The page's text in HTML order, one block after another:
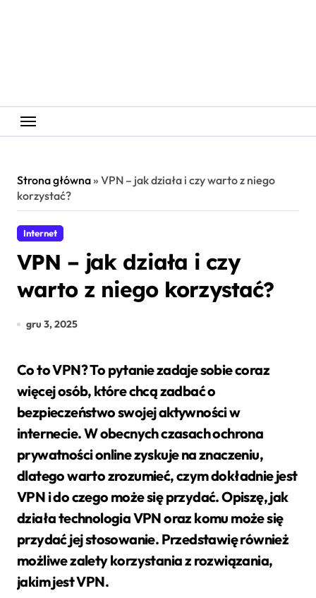
Strona główna» VPN – jak działa i czy warto z niego
korzystać?
Internet
VPN – jak działa i czy
warto z niego korzystać?
gru 3, 2025
Co to VPN? To pytanie zadaje sobie coraz
więcej osób, które chcą zadbać o
bezpieczeństwo swojej aktywności w
internecie. W obecnych czasach ochrona
prywatności online zyskuje na znaczeniu,
dlatego warto zrozumieć, czym dokładnie jest
VPN i do czego może się przydać. Opiszę, jak
działa technologia VPN oraz komu może się
przydać jej stosowanie. Przedstawię również
możliwe zalety korzystania z rozwiązania,
jakim jest VPN.